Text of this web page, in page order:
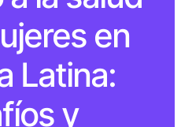
en
Latina:
y